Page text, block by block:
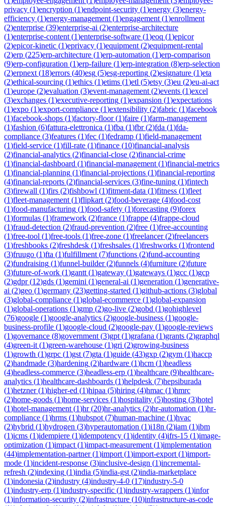
privacy (1)encryption (1)endpoint-security (1)energy (3)energy-
efficiency (1)energy-management (1)engagement (1)enrollment
(2)enterprise (39)enterprise-ai (2)enterprise-architecture
(1)enterprise-content (1)enterprise-software (1)eoq (1)epicor
(2)epicor-kinetic (1)eprivacy (1)equipment (2)equipment-rental
(2)erp (225)erp-architecture (1)erp-automation (1)erp-comparison
(9)erp-configuration (1)erp-failure (1)erp-integration (8)erp-selection
(2)erpnext (18)errors (40)esg (5)esg-reporting (2)esignature (1)eta
(2)ethical-sourcing (1)ethics (1)etims (1)etl (5)etsy (3)eu (2)eu-ai-act
(1)europe (2)evaluation (3)event-management (2)events (1)excel
(3)exchanges (1)executive-reporting (1)expansion (1)expectations
(1)expo (1)export-compliance (1)extensibility (2)fabric (1)facebook
(1)facebook-shops (1)factory-floor(1)faire (1)farm-management
(1)fashion (6)fattura-elettronica (1)fba (1)fbr(2)fda (1)fda-
compliance (3)features (1)fec (1)fedramp (1)field-management
(1)field-service (1)fill-rate (1)finance (10)financial-analysis
(2)financial-analytics (2)financial-close (2)financial-crime
(1)financial-dashboard (1)financial-management (1)financial-metrics
(1)financial-planning (1)financial-projections (1)financial-reporting
(4)financial-reports (2)financial-services (3)fine-tuning (1)fintech
(3)firewall (1)firs (2)fishbowl (1)fitment-data (1)fitness (1)fleet
(1)fleet-management (1)flipkart (2)food-beverage (4)food-cost
(1)food-manufacturing (1)food-safety (1)forecasting (9)forex
(1)formulas (1)framework (2)france (1)frappe (4)frappe-cloud
(1)fraud-detection (2)fraud-prevention (2)free (1)free-accounting
(1)free-tool (1)free-tools (1)free-zone (1)freelancer(2)freelancers
(1)freshbooks (2)freshdesk (1)freshsales (1)freshworks (1)frontend
(3)fruugo (1)fta (1)fulfillment (7)functions (2)fund-accounting
(2)fundraising (1)funnel-builder(2)funnels (4)furniture (2)future
(3)future-of-work (1)gantt (1)gateway (1)gateways (1)gcc (1)gcp
(2)gdpr(12)gds (1)gemini (1)general-ai (1)generation (1)generative-
ai (2)geo (1)germany (23)getting-started (1)github-actions (3)global
(3)global-compliance (1)global-ecommerce (1)global-expansion
(1)global-operations (1)gmp (2)go-live (2)gobd (1)gohighlevel
(76)google (1)google-analytics (2)google-business (1)google-
business-profile (1)google-cloud (2)google-pay (1)google-reviews
(1)governance (8)government (3)gpt (1)grafana (1)grants (2)graphql
(4)green-it (1)green-warehouse (1)gri (2)growing-business
(1)growth (1)grpc (1)gst (7)gta (1)guide (43)gxp (2)gym (1)haccp
(2)handmade (3)hardening (2)hardware (1)hcm (1)headless
(4)headless-commerce (3)headless-erp (1)healthcare (9)healthcare-
analytics (1)healthcare-dashboards (1)helpdesk (7)hepsiburada
(1)hetzner(1)higher-ed (1)hipaa (5)hiring (4)hmac (1)hmrc
(2)home-goods (1)home-services (1)hospitality (5)hosting (3)hotel
(1)hotel-management (1)hr(20)hr-analytics (2)hr-automation (1)hr-
compliance (1)hrms (1)hubspot (7)human-machine (1)hvac
(2)hybrid (1)hydrogen (3)hyperautomation (1)i18n (2)iam (1)ibm
(1)icms (1)idempiere (1)idempotency (1)identity (4)ifrs-15 (1)image-
optimization (1)impact (1)impact-measurement (1)implementation
(44)implementation-partner(1)import (1)import-export (1)import-
mode (1)incident-response (3)inclusive-design (1)incremental-
refresh (2)indexing (1)india (5)india-gst (2)india-marketplace
(1)indonesia (2)industry (4)industry-4-0 (17)industry-5-0
(1)industry-erp (1)industry-specific (1)industry-wrappers (1)infor
(1)information-security (2)infrastructure (10)infrastructure-as-code